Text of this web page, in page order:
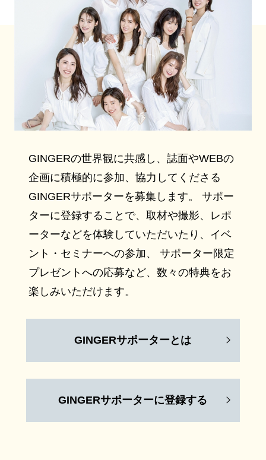
GINGERの世界観に共感し、誌面やWEBの
企画に積極的に参加、協力してくださる
GINGERサポーターを募集します。 サポー
ターに登録することで、取材や撮影、レポ
ーターなどを体験していただいたり、イベ
ント・セミナーへの参加、 サポーター限定
プレゼントへの応募など、数々の特典をお
楽しみいただけます。
GINGERサポーターとは
GINGERサポーターに登録する